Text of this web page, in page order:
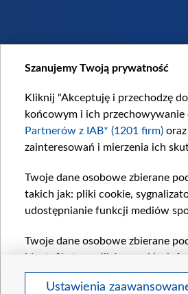
Szanujemy Twoją prywatność
Kliknij "Akceptuję i przechodzę
końcowym i ich przechowywanie
Partnerów z IAB* (1201 firm)
zainteresowań i mierzenia ich
Twoje dane osobowe zbierane
takich jak: pliki cookie,
udostępnianie funkcji mediów
Twoje dane osobowe zbierane
identyfikatory plików cookie,
pozostałychZaufanych
wyboru spersonalizowanych
Ustawienia